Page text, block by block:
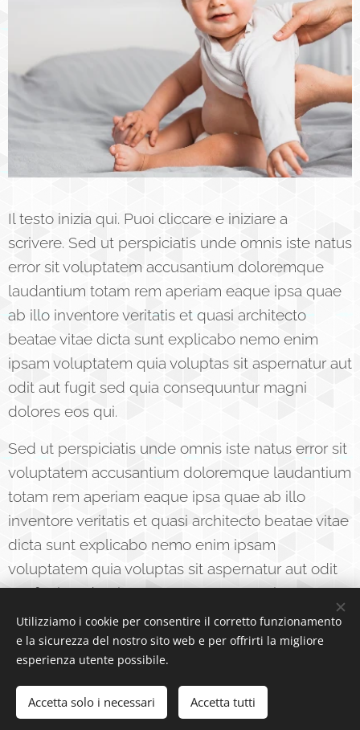
Il testo inizia qui. Puoi cliccare e iniziare a
scrivere. Sed ut perspiciatis unde omnis iste natus
error sit voluptatem accusantium doloremque
laudantium totam rem aperiam eaque ipsa quae
ab illo inventore veritatis et quasi architecto
beatae vitae dicta sunt explicabo nemo enim
ipsam voluptatem quia voluptas sit aspernatur aut
odit aut fugit sed quia consequuntur magni
dolores eos qui.
Sed ut perspiciatis unde omnis iste natus error sit
voluptatem accusantium doloremque laudantium
totam rem aperiam eaque ipsa quae ab illo
inventore veritatis et quasi architecto beatae vitae
dicta sunt explicabo nemo enim ipsam
voluptatem quia voluptas sit aspernatur aut odit
aut fugit sed quia consequuntur magni.
Creato con Webnode Cookies
Utilizziamo i cookie per consentire il corretto funzionamento
e la sicurezza del nostro sito web e per offrirti la migliore
esperienza utente possibile.
Accetta solo i necessari Accetta tutti